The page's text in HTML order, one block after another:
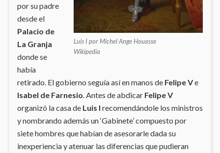
Luis I por Michel Ange Houasse
Wikipedia
por su padre
desde el
Palacio de
La Granja
donde se
había
retirado. El gobierno seguía así en manos de Felipe Ve
Isabel de Farnesio . Antes de abdicar Felipe V
organizó la casa de Luis I recomendándole los ministros
y nombrando además un ‘Gabinete’ compuesto por
siete hombres que habían de asesorarle dada su
inexperiencia y atenuar las diferencias que pudieran